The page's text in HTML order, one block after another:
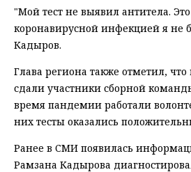
"Мой тест не выявил антитела. Это
коронавирусной инфекцией я не
Кадыров.
Глава региона также отметил, что
сдали участники сборной
время пандемии работали
них тесты оказались
Ранее в СМИ появилась
Рамзана Кадырова